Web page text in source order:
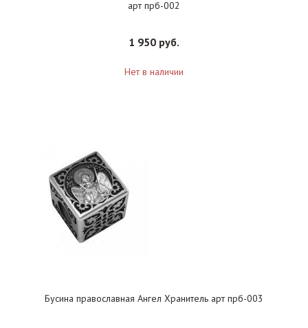
арт прб-002
1 950 руб.
Нет в наличии
Бусина православная Ангел Хранитель арт прб-003